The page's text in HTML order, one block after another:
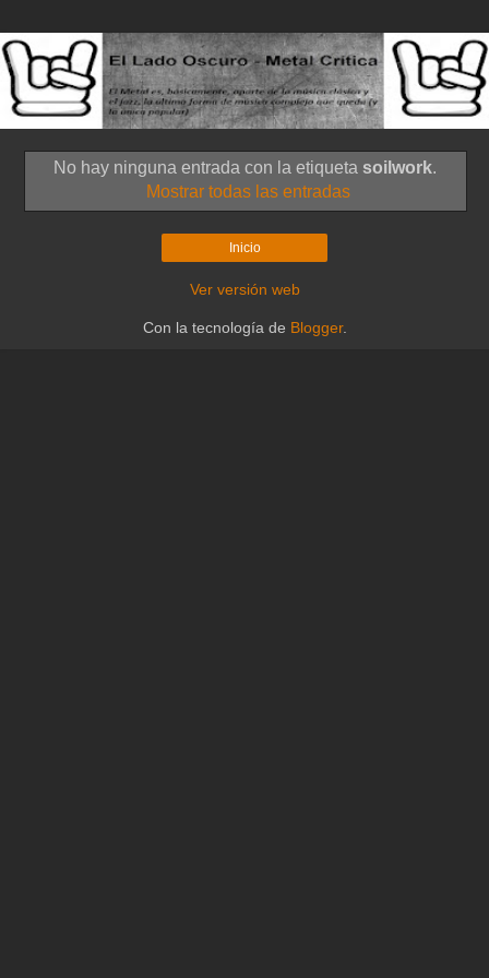
No hay ninguna entrada con la etiqueta soilwork.
Mostrar todas las entradas
Inicio
Ver versión web
Con la tecnología de Blogger.